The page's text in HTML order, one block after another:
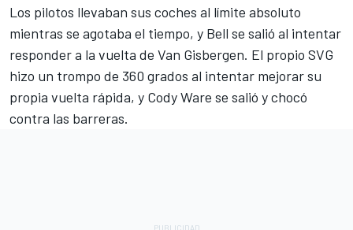
Los pilotos llevaban sus coches al límite absoluto
mientras se agotaba el tiempo, y Bell se salió al intentar
responder a la vuelta de Van Gisbergen. El propio SVG
hizo un trompo de 360 grados al intentar mejorar su
propia vuelta rápida, y Cody Ware se salió y chocó
contra las barreras.